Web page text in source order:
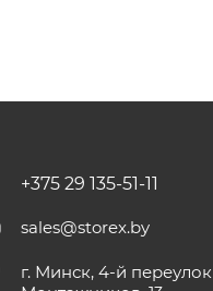
+375 29 135-51-11
sales@storex.by
г. Минск, 4-й переулок